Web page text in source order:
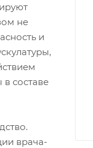
не
и
составе
врача-